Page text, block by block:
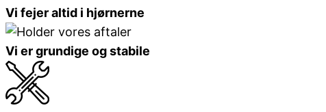
Vi fejer altid i hjørnerne
Vi er grundige og stabile